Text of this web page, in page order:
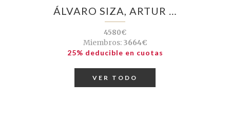
ÁLVARO SIZA, ARTUR …
4580€
Miembros:3664€
25% deducible en cuotas
VER TODO